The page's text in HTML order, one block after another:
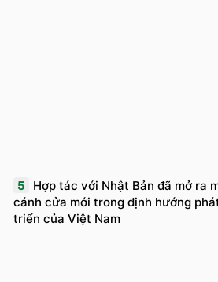
5
Hợp tác với Nhật Bản đã mở ra
cánh cửa mới trong định hướng
triển của Việt Nam